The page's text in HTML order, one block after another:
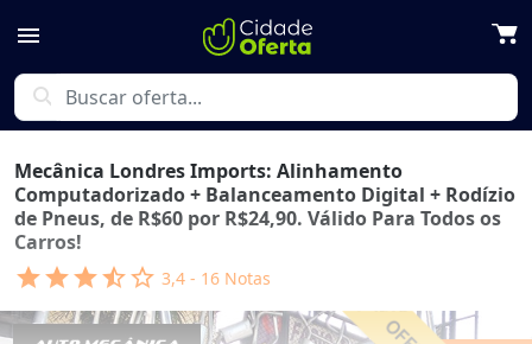
menu
search
Mecânica Londres Imports: Alinhamento
Computadorizado + Balanceamento Digital + Rodízio
de Pneus, de R$60 por R$24,90. Válido Para Todos os
Carros!
starstarstarstar_halfstar_outline 3,4 - 16 Notas